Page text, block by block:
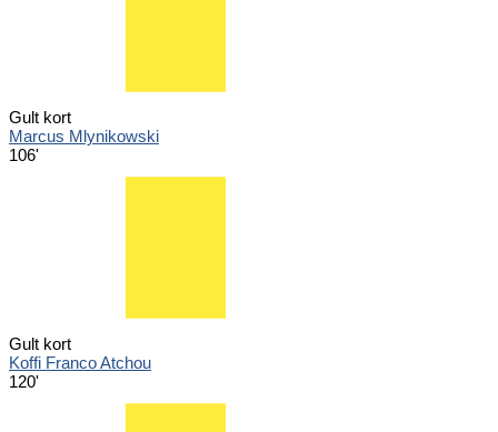
Gult kort
Marcus Mlynikowski
106'
Gult kort
Koffi Franco Atchou
120'